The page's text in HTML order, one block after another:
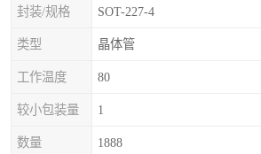
封装/规格 SOT-227-4
类型 晶体管
工作温度 80
较小包装量 1
数量 1888